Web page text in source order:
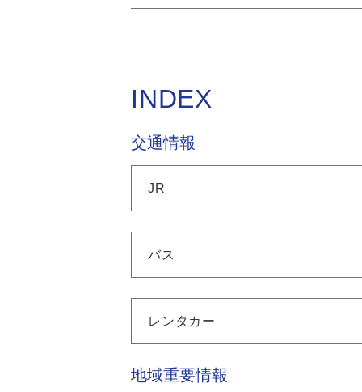
INDEX
交通情報
JR
バス
レンタカー
地域重要情報